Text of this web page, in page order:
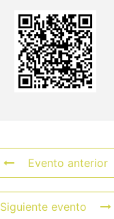
Evento anterior
Siguiente evento